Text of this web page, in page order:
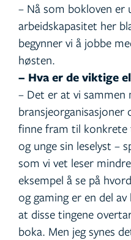
– Nå som bokloven er
arbeidskapasitet her
begynner vi å jobbe
høsten.
– Hva er de viktige
– Det er at vi sammen
bransjeorganisasjoner
finne fram til konkrete
og unge sin leselyst –
som vi vet leser
eksempel å se på
og gaming er en del
at disse tingene
boka. Men jeg synes